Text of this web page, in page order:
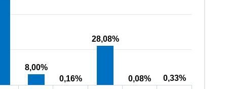
8,00%
0,16%
28,08%
0,08% 0,33%